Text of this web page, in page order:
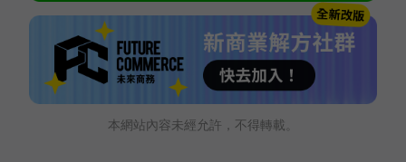
本網站內容未經允許，不得轉載。